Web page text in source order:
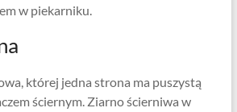
w piekarniku.
której jedna strona ma puszystą
ściernym. Ziarno ścierniwa w